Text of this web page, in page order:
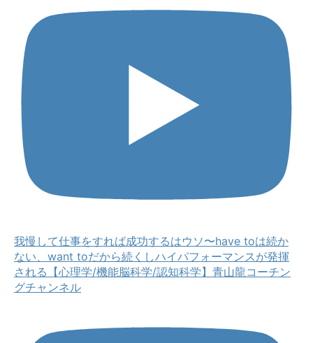
我慢して仕事をすれば成功するはウソ〜have toは続か
ない、want toだから続くしハイパフォーマンスが発揮
される【心理学/機能脳科学/認知科学】青山龍コーチン
グチャンネル